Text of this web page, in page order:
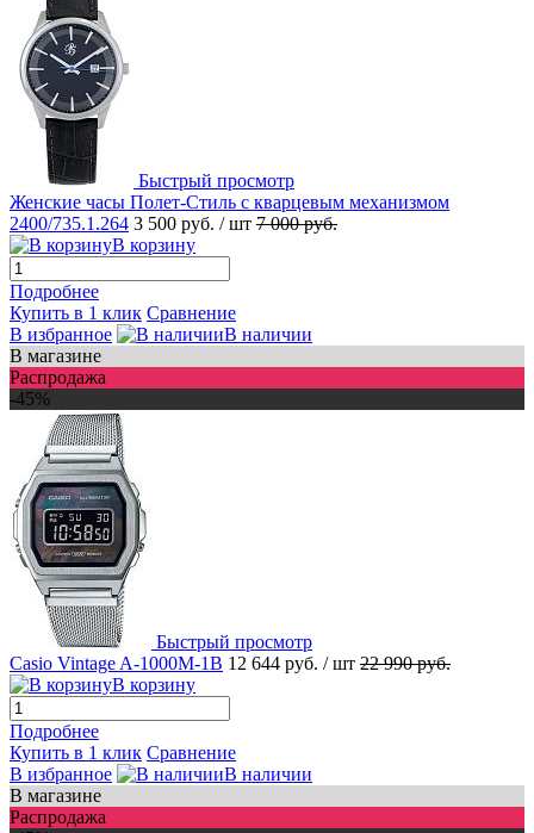
Быстрый просмотр
Женские часы Полет-Стиль с кварцевым механизмом
2400/735.1.264 3 500 руб. / шт 7 000 руб.
В корзину
Подробнее
Купить в 1 клик Сравнение
В избранное
В наличии
В магазине
Распродажа
-45%
Быстрый просмотр
Casio Vintage A-1000M-1B 12 644 руб. / шт 22 990 руб.
В корзину
Подробнее
Купить в 1 клик Сравнение
В избранное
В наличии
В магазине
Распродажа